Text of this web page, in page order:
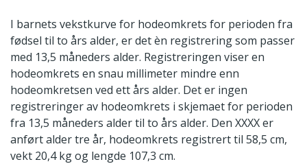
I barnets vekstkurve for hodeomkrets for perioden fra
fødsel til to års alder, er det èn registrering som passer
med 13,5 måneders alder. Registreringen viser en
hodeomkrets en snau millimeter mindre enn
hodeomkretsen ved ett års alder. Det er ingen
registreringer av hodeomkrets i skjemaet for perioden
fra 13,5 måneders alder til to års alder. Den XXXX er
anført alder tre år, hodeomkrets registrert til 58,5 cm,
vekt 20,4 kg og lengde 107,3 cm.